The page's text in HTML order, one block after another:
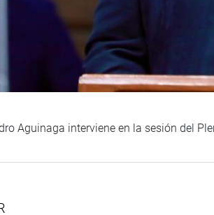
Aguinaga interviene en la sesión del